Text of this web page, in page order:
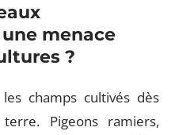
menace
?
champs cultivés dès
Pigeons ramiers,